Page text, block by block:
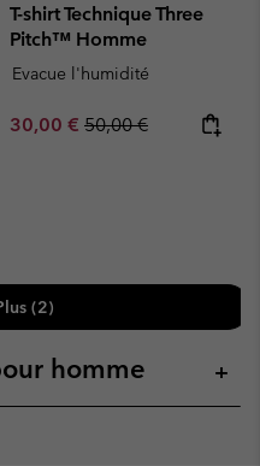
T-shirt Technique Three
Pitch™ Homme
Evacue l'humidité
Sale price:
30,00 € Regular price:
50,00 €
(2)
homme +